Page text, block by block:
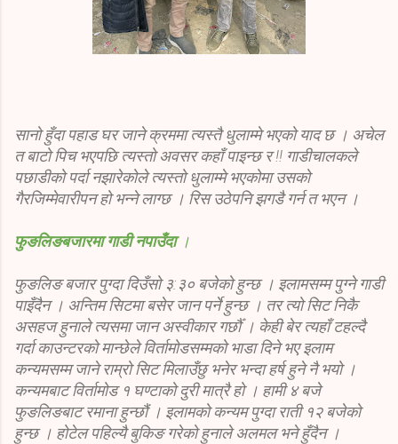
सानो हुँदा पहाड घर जाने क्रममा त्यस्तै धुलाम्मे भएको याद छ । अचेल
त बाटो पिच भएपछि त्यस्तो अवसर कहाँ पाइन्छ र !! गाडीचालकले
पछाडीको पर्दा नझारेकोले त्यस्तो धुलाम्मे भएकोमा उसको
गैरजिम्मेवारीपन हो भन्ने लाग्छ । रिस उठेपनि झगडै गर्न त भएन ।
फुङलिङबजारमा गाडी नपाउँदा।
फुङलिङ बजार पुग्दा दिउँसो ३:३० बजेको हुन्छ । इलामसम्म पुग्ने गाडी
पाइँदैन । अन्तिम सिटमा बसेर जान पर्ने हुन्छ । तर त्यो सिट निकै
असहज हुनाले त्यसमा जान अस्वीकार गर्छौँ । केही बेर त्यहाँ टहल्दै
गर्दा काउन्टरको मान्छेले विर्तामोडसम्मको भाडा दिने भए इलाम
कन्यमसम्म जाने राम्रो सिट मिलाउँछु भनेर भन्दा हर्ष हुने नै भयो ।
कन्यमबाट विर्तामोड १ घण्टाको दुरी मात्रै हो । हामी ४ बजे
फुङलिङबाट रमाना हुन्छौं । इलामको कन्यम पुग्दा राती १२ बजेको
हुन्छ । होटेल पहिल्यै बुकिङ गरेको हुनाले अलमल भने हुँदैन ।